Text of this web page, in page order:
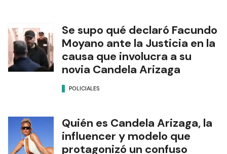
Se supo qué declaró Facundo
Moyano ante la Justicia en la
causa que involucra a su
novia Candela Arizaga
POLICIALES
Quién es Candela Arizaga, la
influencer y modelo que
protagonizó un confuso